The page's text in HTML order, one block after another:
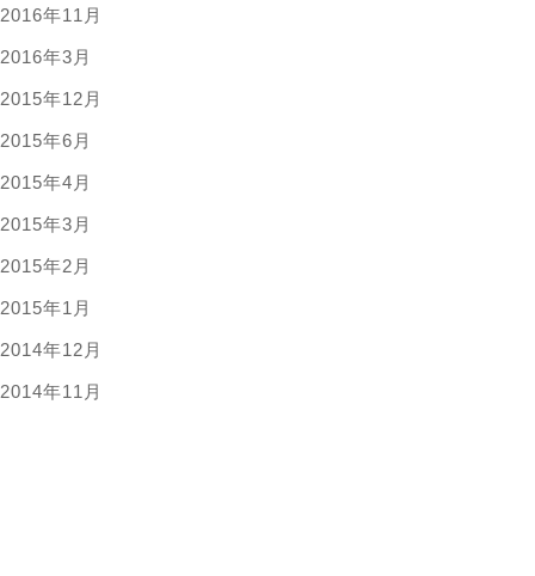
2016年11月
2016年3月
2015年12月
2015年6月
2015年4月
2015年3月
2015年2月
2015年1月
2014年12月
2014年11月